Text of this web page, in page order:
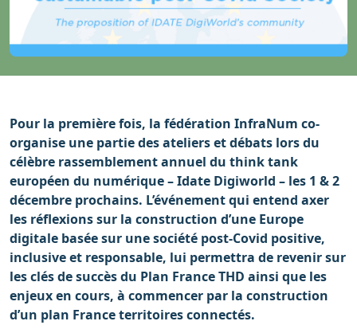
Pour la première fois, la fédération InfraNum co-
organise une partie des ateliers et débats lors du
célèbre rassemblement annuel du think tank
européen du numérique – Idate Digiworld – les 1 & 2
décembre prochains. L’événement qui entend axer
les réflexions sur la construction d’une Europe
digitale basée sur une société post-Covid positive,
inclusive et responsable, lui permettra de revenir sur
les clés de succès du Plan France THD ainsi que les
enjeux en cours, à commencer par la construction
d’un plan France territoires connectés.